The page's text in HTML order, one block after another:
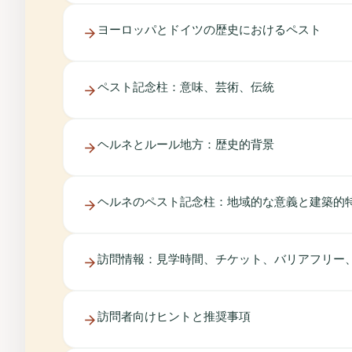
ヨーロッパとドイツの歴史におけるペスト
ペスト記念柱：意味、芸術、伝統
ヘルネとルール地方：歴史的背景
ヘルネのペスト記念柱：地域的な意義と建築的
訪問情報：見学時間、チケット、バリアフリー
訪問者向けヒントと推奨事項